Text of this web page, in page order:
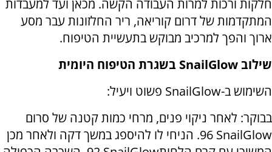
חלקות ורכות למרות העבודה הקשה. מכאן ועד למעבדות
המתקדמות של דרום קוריאה, ריר החלזונות עבר מסע
ארוך והפך למרכיב מבוקש בתעשיית הטיפוח.
שילוב SnailGlow בשגרת הטיפוח היומית
השימוש ב-SnailGlow פשוט ויעיל:
בבוקר: לאחר ניקוי פנים, מרחי כמות קטנה של סרום
SnailGlow
הניחי לו להיספג במשך דקה ולאחר מכן